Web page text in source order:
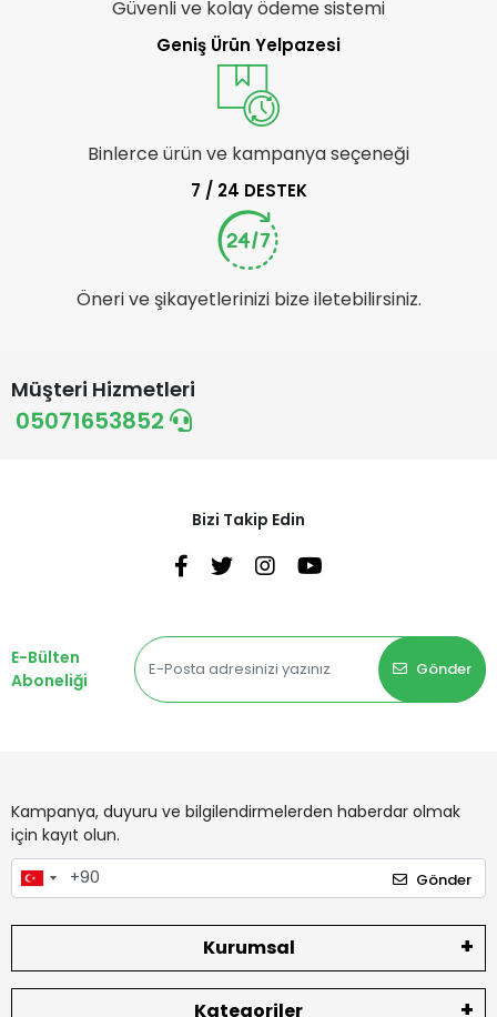
Güvenli ve kolay ödeme sistemi
Geniş Ürün Yelpazesi
Binlerce ürün ve kampanya seçeneği
7 / 24 DESTEK
Öneri ve şikayetlerinizi bize iletebilirsiniz.
Müşteri Hizmetleri
05071653852
Bizi Takip Edin
E-Bülten
Aboneliği
Gönder
Kampanya, duyuru ve bilgilendirmelerden haberdar olmak
için kayıt olun.
Gönder
Kurumsal
Kategoriler